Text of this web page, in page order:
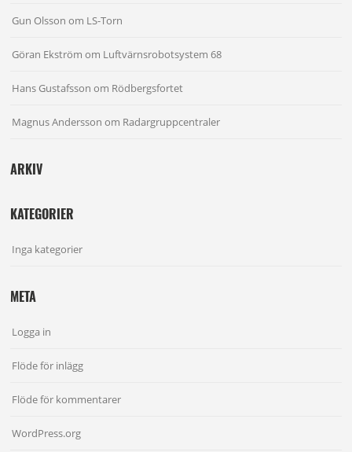
Gun Olsson om LS-Torn
Göran Ekström om Luftvärnsrobotsystem 68
Hans Gustafsson om Rödbergsfortet
Magnus Andersson om Radargruppcentraler
ARKIV
KATEGORIER
Inga kategorier
META
Logga in
Flöde för inlägg
Flöde för kommentarer
WordPress.org